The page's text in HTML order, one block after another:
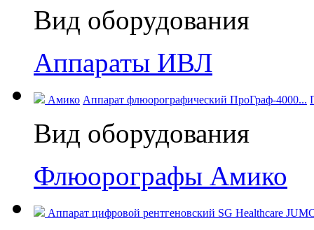
Вид оборудования
Аппараты ИВЛ
Амико Аппарат флюорографический ПроГраф-4000...
Вид оборудования
Флюорографы Амико
Аппарат цифровой рентгеновский SG Healthcare